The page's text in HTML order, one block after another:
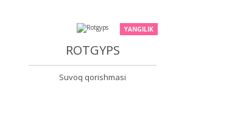
YANGILIK
ROTGYPS
Suvoq qorishmasi